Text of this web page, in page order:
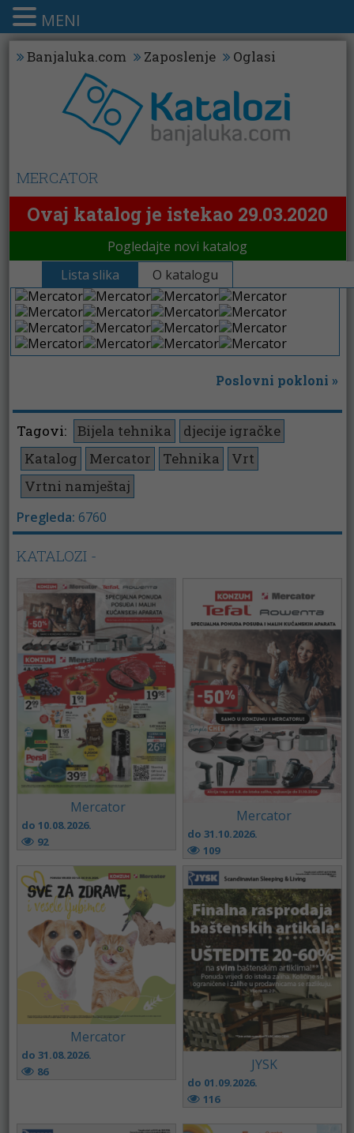
Banjaluka.com Zaposlenje Oglasi
MERCATOR
Ovaj katalog je istekao 29.03.2020
Pogledajte novi katalog
Lista slika
O katalogu
Poslovni pokloni »
Tagovi: Bijela tehnika
djecije igračke
Katalog
Mercator Tehnika
Vrt
Vrtni namještaj
Pregleda: 6760
KATALOZI -
Mercator
do 10.08.2026.
92
Mercator
do 31.10.2026.
109
Mercator
do 31.08.2026.
86
JYSK
do 01.09.2026.
116
MENI